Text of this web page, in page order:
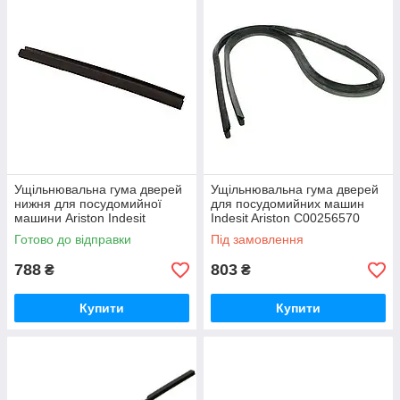
Стійкі до води, перепадів температур і
Мають вигідну вартість при високій якості.
посудомийок.
Зробити замовлення в нашому
магазині вигідно!
1.
Зручні способи оплати та доставки.
Ущільнювальна гума дверей
нижня для посудомийної
машини Ariston Indesit
C00290247
Готово до відправки
788 ₴
Купити
Ущільнювальна гума дверей
для посудомийних машин
Indesit Ariston C00256570
Під замовлення
803 ₴
Купити